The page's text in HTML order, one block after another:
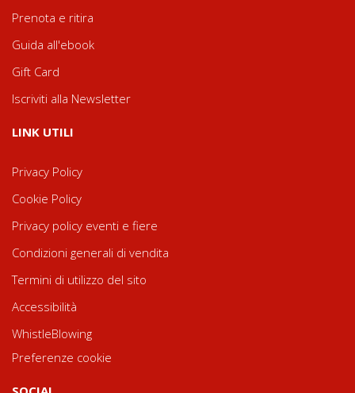
Prenota e ritira
Guida all'ebook
Gift Card
Iscriviti alla Newsletter
LINK UTILI
Privacy Policy
Cookie Policy
Privacy policy eventi e fiere
Condizioni generali di vendita
Termini di utilizzo del sito
Accessibilità
WhistleBlowing
Preferenze cookie